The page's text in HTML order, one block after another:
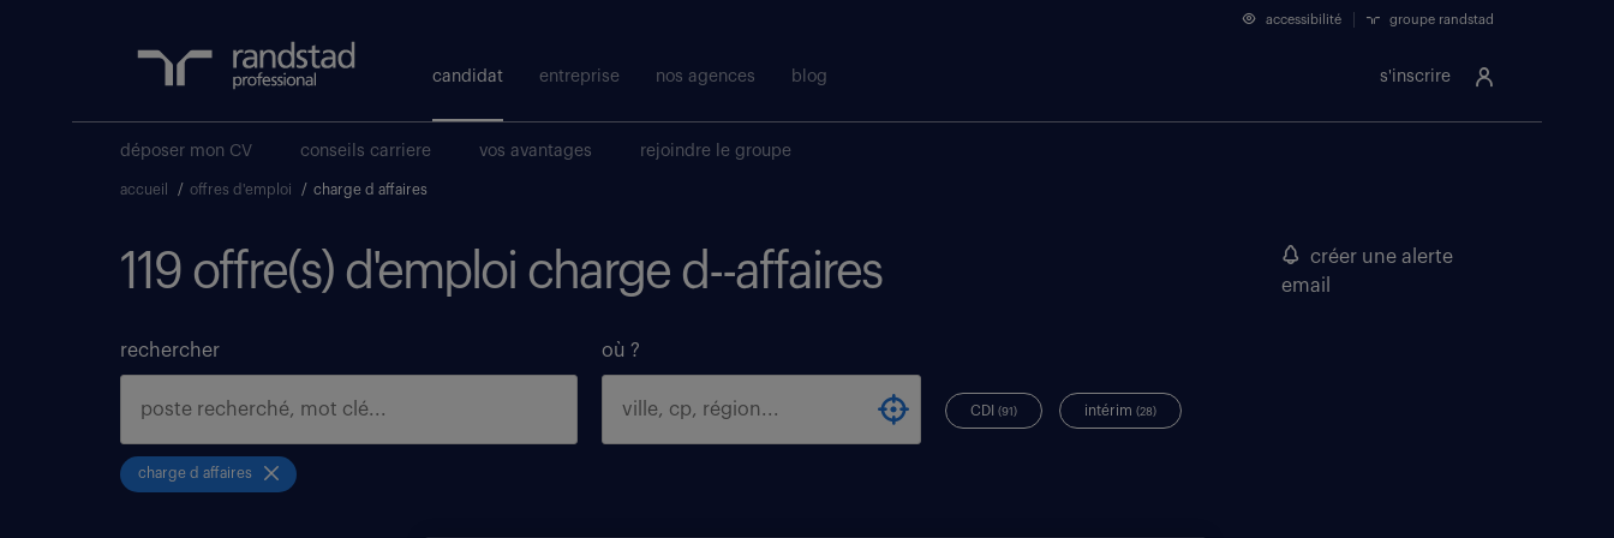
s'inscrire
accessibilité groupe randstad
candidat entreprise nos agences blog
déposer mon CV conseils carriere vos avantages rejoindre le groupe
accueil / offres d'emploi / charge d affaires
119 offre(s) d'emploi charge d--affaires
créer une alerte
email
rechercher
charge d affaires
où ?
CDI(91) intérim(28)